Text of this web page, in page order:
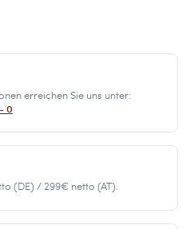
erreichen Sie uns unter:
0
(DE) / 299€ netto (AT).